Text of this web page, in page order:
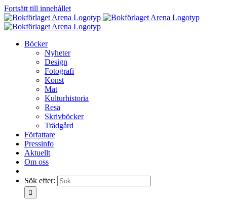
Fortsätt till innehållet
Böcker
Nyheter
Design
Fotografi
Konst
Mat
Kulturhistoria
Resa
Skrivböcker
Trädgård
Författare
Pressinfo
Aktuellt
Om oss
Sök efter: